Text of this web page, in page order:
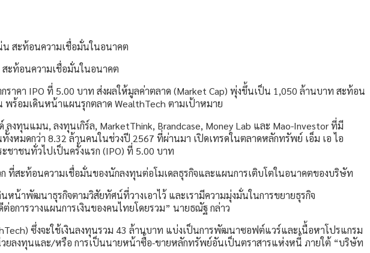
ะท้อนความเชื่อมั่นในอนาคต
าคา IPO ที่ 5.00 บาท ส่งผลให้มูลค่าตลาด (Market Cap) พุ่งขึ้นเป็น 1,050 ล้านบาท สะท้อน
พร้อมเดินหน้าแผนรุกตลาด WealthTech ตามเป้าหมาย
งทุนแมน, ลงทุนเกิร์ล, MarketThink, Brandcase, Money Lab และ Mao-Investor ที่มี
งหมดกว่า 8.32 ล้านคนในช่วงปี 2567 ที่ผ่านมา เปิดเทรดในตลาดหลักทรัพย์ เอ็ม เอ ไอ
ชาชนทั่วไปเป็นครั้งแรก (IPO) ที่ 5.00 บาท
ที่สะท้อนความเชื่อมั่นของนักลงทุนต่อโมเดลธุรกิจและแผนการเติบโตในอนาคตของบริษัท
น้าพัฒนาธุรกิจตามวิสัยทัศน์ที่วางเอาไว้ และเรามีความมุ่งมั่นในการขยายธุรกิจ
การวางแผนการเงินของคนไทยโดยรวม” นายธณัฐ กล่าว
ซึ่งจะใช้เงินลงทุนรวม 43 ล้านบาท แบ่งเป็นการพัฒนาซอฟต์แวร์และเนื้อหาโปรแกรม
ยลงทุนและ/หรือ การเป็นนายหน้าซื้อ-ขายหลักทรัพย์อันเป็นตราสารแห่งหนี้ ภายใต้ “บริษัท